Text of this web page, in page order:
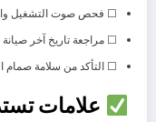
☐ فحص صوت التشغيل
☐ مراجعة تاريخ آخر
☐ التأكد من سلامة صمام
علامات